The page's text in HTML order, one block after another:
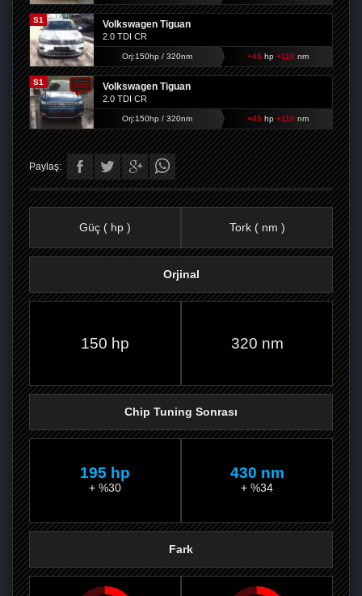
S1 Volkswagen Tiguan
2.0 TDI CR
Orj:150hp / 320nm +45 hp+110 nm
S1 Volkswagen Tiguan
2.0 TDI CR
Orj:150hp / 320nm +45 hp+110 nm
Paylaş:
Güç ( hp ) Tork ( nm )
Orjinal
150 hp 320 nm
Chip Tuning Sonrası
195 hp
+ %30
430 nm
+ %34
Fark